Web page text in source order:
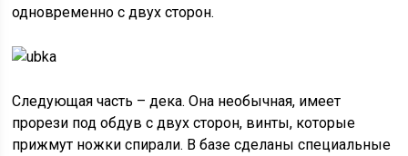
одновременно с двух сторон.
Следующая часть – дека. Она необычная, имеет
прорези под обдув с двух сторон, винты, которые
прижмут ножки спирали. В базе сделаны специальные